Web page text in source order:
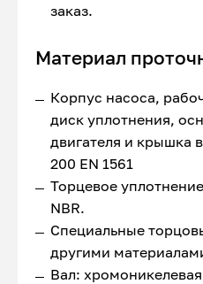
заказ.
Материал
Корпус насоса,
диск уплотнения,
двигателя и крышка
200 EN 1561
Торцевое
NBR.
Специальные
другими
Вал: хромоникелевая